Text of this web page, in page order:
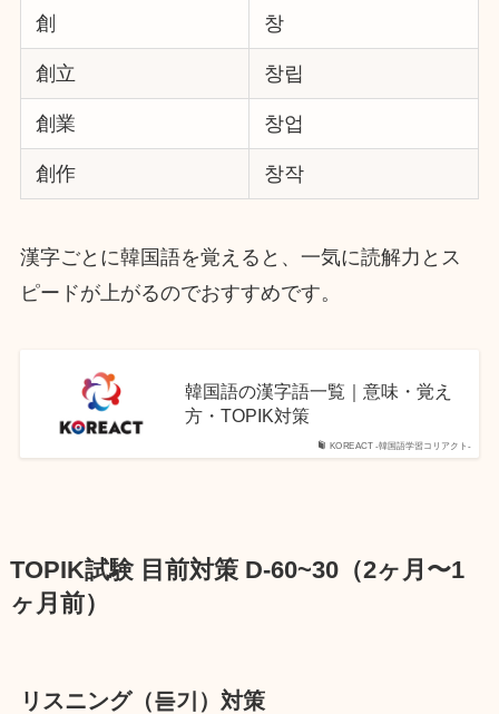
創 창
創立 창립
創業 창업
創作 창작
漢字ごとに韓国語を覚えると、一気に読解力とス
ピードが上がるのでおすすめです。
KOREACT -韓国語学習コリアクト-
韓国語の漢字語一覧｜意味・覚え
方・TOPIK対策
TOPIK試験 目前対策 D-60~30（2ヶ月〜1
ヶ月前）
リスニング（듣기）対策